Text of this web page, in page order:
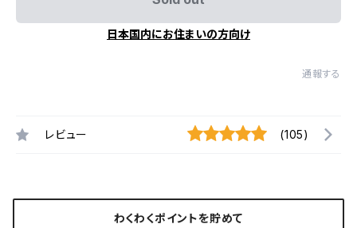
日本国内にお住まいの方向け
通報する
レビュー (105)
わくわくポイントを貯めて